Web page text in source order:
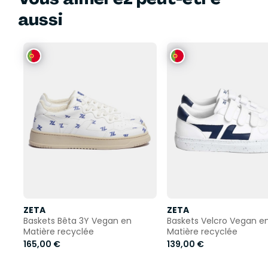
aussi
ZETA
Baskets Bêta 3Y Vegan en
Matière recyclée
165,00 €
ZETA
Baskets Velcro Vegan
Matière recyclée
139,00 €